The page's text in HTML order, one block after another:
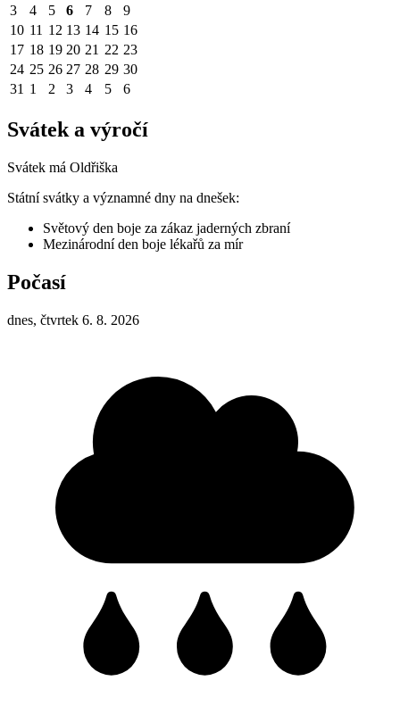
3
4 5 6 7 8
9
10 11 12 13 14 15 16
17 18 19 20 21 22 23
24 25 26 27 28 29 30
31 1 2 3 4 5 6
Svátek a výročí
Svátek má Oldřiška
Státní svátky a významné dny na dnešek:
Světový den boje za zákaz jaderných zbraní
Mezinárodní den boje lékařů za mír
Počasí
dnes, čtvrtek 6. 8. 2026